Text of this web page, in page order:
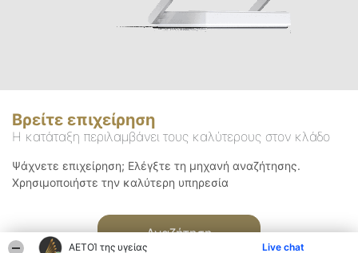
ΑΕΤΟΊ της υγείας Live chat
Βρείτε επιχείρηση
Η κατάταξη περιλαμβάνει τους καλύτερους στον κλάδο
Ψάχνετε επιχείρηση; Ελέγξτε τη μηχανή αναζήτησης.
Χρησιμοποιήστε την καλύτερη υπηρεσία
Αναζήτηση